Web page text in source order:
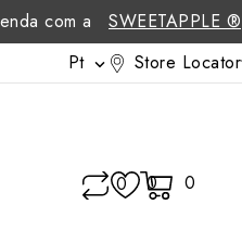
com a
SWEETAPPLE ®
Pt  Store Locator
0 0 0